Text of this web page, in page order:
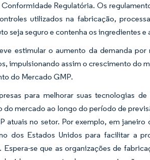
Regulatória. Os
utilizados na fabricação,
seja seguro e contenha os ingredientes
estimular o aumento da demanda
impulsionando assim o crescimento do
do Mercado GMP.
para melhorar suas tecnologias
mercado ao longo do período de
atuais no setor. Por exemplo, em janeiro
dos Estados Unidos para facilitar a
se que as organizações de